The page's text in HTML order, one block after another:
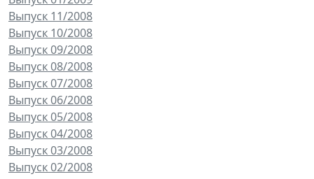
Выпуск 11/2008
Выпуск 10/2008
Выпуск 09/2008
Выпуск 08/2008
Выпуск 07/2008
Выпуск 06/2008
Выпуск 05/2008
Выпуск 04/2008
Выпуск 03/2008
Выпуск 02/2008